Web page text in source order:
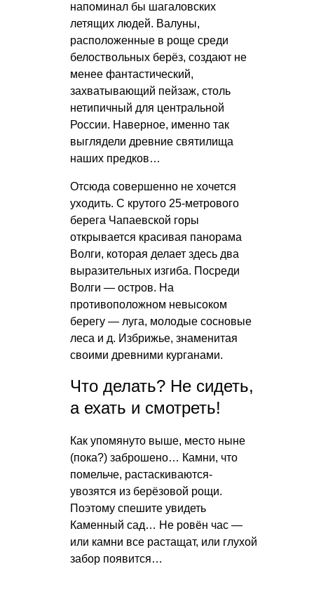
напоминал бы шагаловских
летящих людей. Валуны,
расположенные в роще среди
белоствольных берёз, создают не
менее фантастический,
захватывающий пейзаж, столь
нетипичный для центральной
России. Наверное, именно так
выглядели древние святилища
наших предков…
Отсюда совершенно не хочется
уходить. С крутого 25-метрового
берега Чапаевской горы
открывается красивая панорама
Волги, которая делает здесь два
выразительных изгиба. Посреди
Волги — остров. На
противоположном невысоком
берегу — луга, молодые сосновые
леса и д. Избрижье, знаменитая
своими древними курганами.
Что делать? Не сидеть,
а ехать и смотреть!
Как упомянуто выше, место ныне
(пока?) заброшено… Камни, что
помельче, растаскиваются-
увозятся из берёзовой рощи.
Поэтому спешите увидеть
Каменный сад… Не ровён час —
или камни все растащат, или глухой
забор появится…